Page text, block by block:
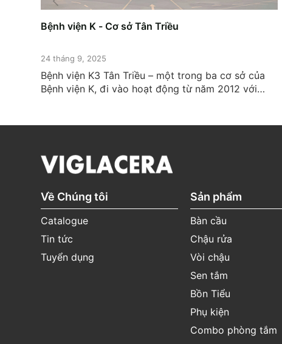
Bệnh viện K - Cơ sở Tân Triều
24 tháng 9, 2025
Bệnh viện K3 Tân Triều – một trong ba cơ sở của
Bệnh viện K, đi vào hoạt động từ năm 2012 với
cho bệnh nhân cả nước....
Về Chúng tôi
Catalogue
Tin tức
Tuyển dụng
Sản phẩm
Bàn cầu
Chậu rửa
Vòi chậu
Sen tắm
Bồn Tiểu
Phụ kiện
Combo phòng tắm